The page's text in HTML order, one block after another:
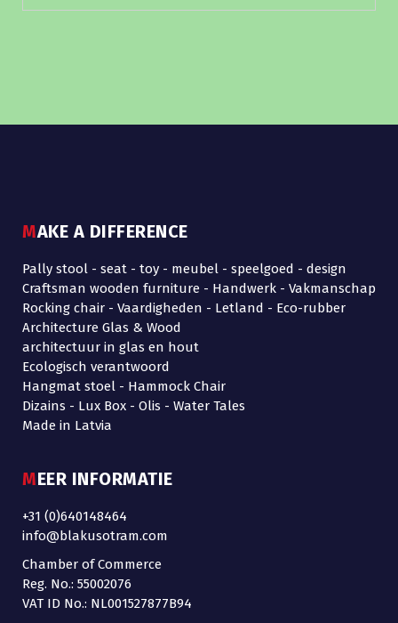
MAKE A DIFFERENCE
Pally stool - seat - toy - meubel - speelgoed - design
Craftsman wooden furniture - Handwerk - Vakmanschap
Rocking chair - Vaardigheden - Letland - Eco-rubber
Architecture Glas & Wood
architectuur in glas en hout
Ecologisch verantwoord
Hangmat stoel - Hammock Chair
Dizains - Lux Box - Olis - Water Tales
Made in Latvia
MEER INFORMATIE
+31 (0)640148464
info@blakusotram.com
Chamber of Commerce
Reg. No.: 55002076
VAT ID No.: NL001527877B94